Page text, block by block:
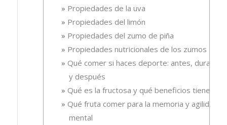
Propiedades de la uva
Propiedades del limón
Propiedades del zumo de piña
Propiedades nutricionales de los zumos
Qué comer si haces deporte: antes, durante
y después
Qué es la fructosa y qué beneficios tiene
Qué fruta comer para la memoria y agilidad
mental